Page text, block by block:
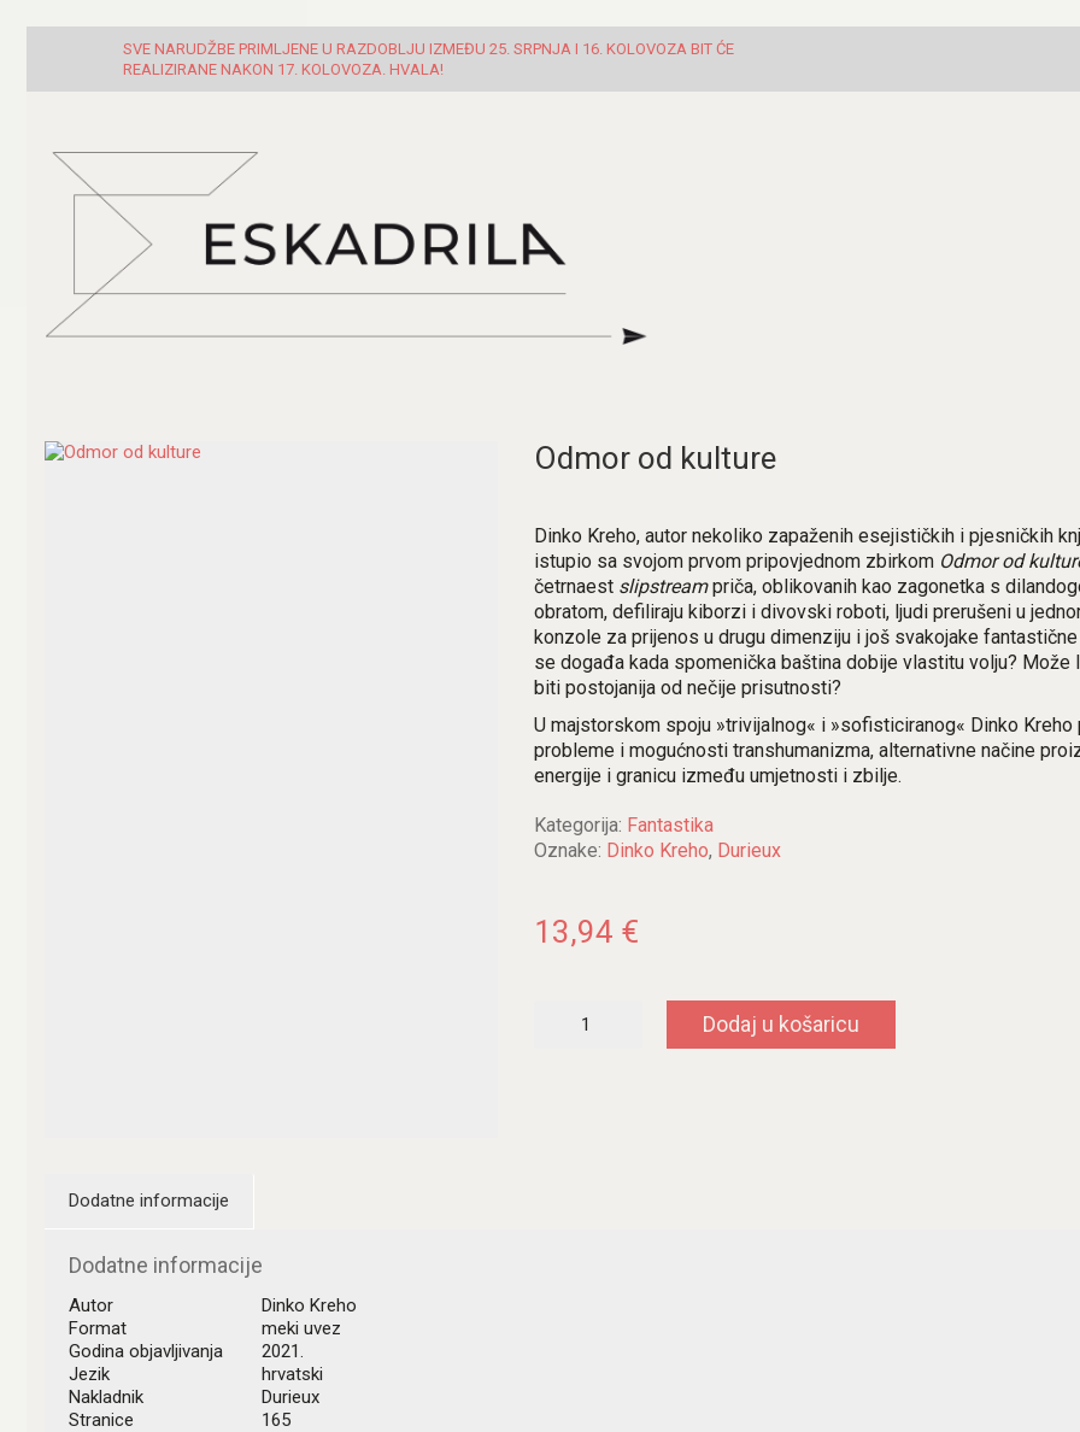
SVE NARUDŽBE PRIMLJENE U RAZDOBLJU IZMEĐU 25. SRPNJA I 16. KOLOVOZA BIT ĆE
REALIZIRANE NAKON 17. KOLOVOZA. HVALA!
Odmor od kulture
Dinko Kreho, autor nekoliko zapaženih esejističkih i pjesničkih
istupio sa svojom prvom pripovjednom zbirkom Odmor od
četrnaest slipstreampriča, oblikovanih kao zagonetka s
obratom, defiliraju kiborzi i divovski roboti, ljudi prerušeni u
konzole za prijenos u drugu dimenziju i još svakojake
se događa kada spomenička baština dobije vlastitu volju? Može
biti postojanija od nečije prisutnosti?
U majstorskom spoju »trivijalnog« i »sofisticiranog« Dinko Kreho
probleme i mogućnosti transhumanizma, alternativne načine
energije i granicu između umjetnosti i zbilje.
Kategorija: Fantastika
Oznake: Dinko Kreho, Durieux
13,94 €
Dodaj u košaricu
Dodatne informacije
Dodatne informacije
Autor
Dinko Kreho
Format
meki uvez
Godina objavljivanja
2021.
Jezik
hrvatski
Nakladnik
Durieux
Stranice
165